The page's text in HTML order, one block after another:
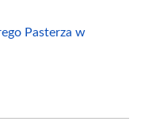
Pasterza w